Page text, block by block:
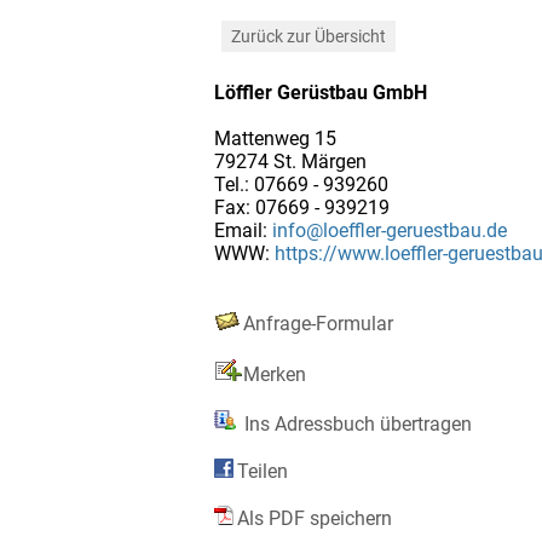
Zurück zur Übersicht
Löffler Gerüstbau GmbH
Mattenweg 15
79274 St. Märgen
Tel.: 07669 - 939260
Fax: 07669 - 939219
Email: info@loeffler-geruestbau.de
WWW: https://www.loeffler-
Anfrage-Formular
Merken
Ins Adressbuch übertragen
Teilen
Als PDF speichern